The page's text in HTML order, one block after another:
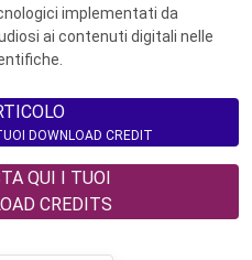
implementati da
ai contenuti digitali nelle
DOWNLOAD CREDIT
QUI I TUOI
CREDITS